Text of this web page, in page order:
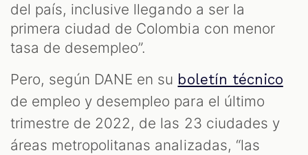
del país, inclusive llegando a ser la
primera ciudad de Colombia con menor
tasa de desempleo”.
Pero, según DANE en su boletín técnico
de empleo y desempleo para el último
trimestre de 2022, de las 23 ciudades y
áreas metropolitanas analizadas, “las